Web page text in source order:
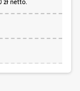
zł netto.